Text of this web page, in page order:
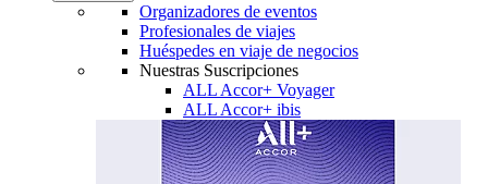
Organizadores de eventos
Profesionales de viajes
Huéspedes en viaje de negocios
Nuestras Suscripciones
ALL Accor+ Voyager
ALL Accor+ ibis